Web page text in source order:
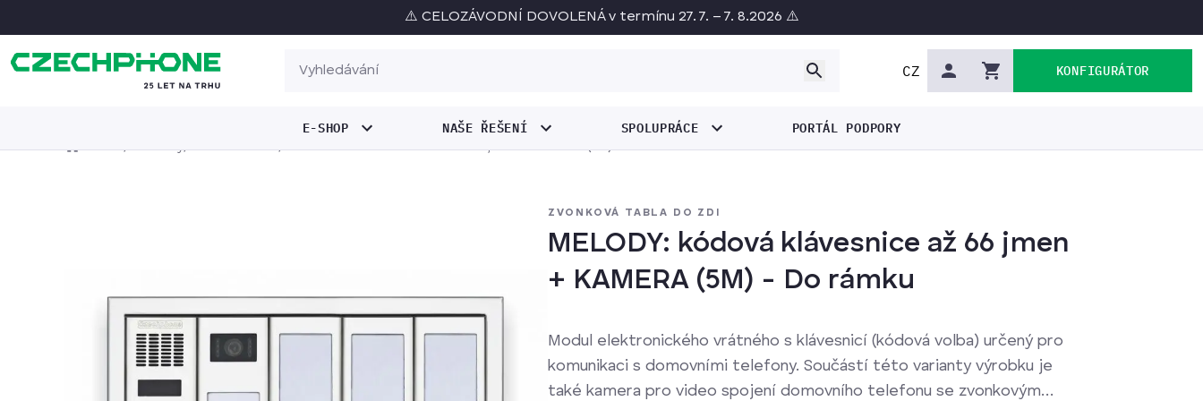
⚠️ CELOZÁVODNÍ DOVOLENÁ v termínu 27. 7. – 7. 8.2026 ⚠️
CZ KONFIGURÁTOR
E-SHOP NAŠE ŘEŠENÍ SPOLUPRÁCE PORTÁL PODPORY
ZVONKOVÁ TABLA DO ZDI
MELODY: kódová klávesnice až 66 jmen
+ KAMERA (5M) - Do rámku
Modul elektronického vrátného s klávesnicí (kódová volba) určený pro
komunikaci s domovními telefony. Součástí této varianty výrobku je
také kamera pro video spojení domovního telefonu se zvonkovým